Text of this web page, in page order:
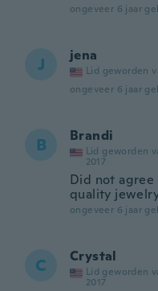
ongeveer 6 jaar
J jena
Lid geworden
ongeveer 6 jaar
B Brandi
Lid geworden
2017
Did not
quality
ongeveer 6 jaar
C Crystal
Lid geworden
2017